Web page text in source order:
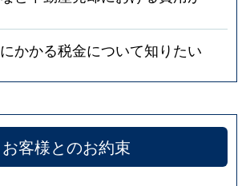
かかる税金について知りたい
お客様とのお約束